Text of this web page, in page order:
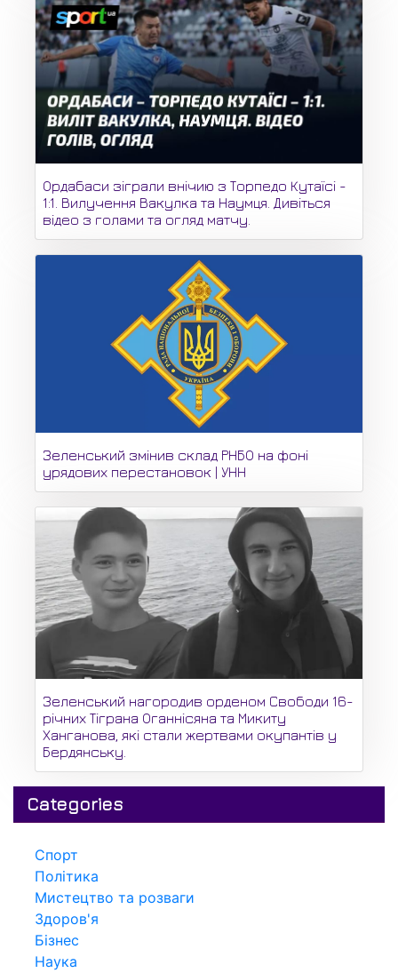
Ордабаси зіграли внічию з Торпедо Кутаїсі -
1:1. Вилучення Вакулка та Наумця. Дивіться
відео з голами та огляд матчу.
Зеленський змінив склад РНБО на фоні
урядових перестановок | УНН
Зеленський нагородив орденом Свободи 16-
річних Тіграна Оганнісяна та Микиту
Ханганова, які стали жертвами окупантів у
Бердянську.
Categories
Спорт
Політика
Мистецтво та розваги
Здоров'я
Бізнес
Наука